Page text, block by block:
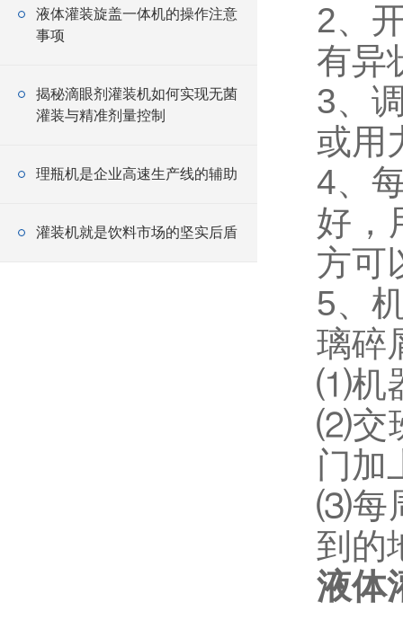
液体灌装旋盖一体机的操作注意
事项
揭秘滴眼剂灌装机如何实现无菌
灌装与精准剂量控制
理瓶机是企业高速生产线的辅助
灌装机就是饮料市场的坚实后盾
2、
有异
3、
或用
4、
好，
方可
5、
璃碎
⑴机
⑵交
门加
⑶每
到的
液体